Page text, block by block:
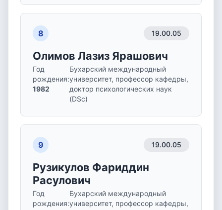
8 19.00.05
Олимов Лазиз Ярашович
Год
рождения:
1982
Бухарский международный
университет, профессор кафедры,
доктор психологических наук
(DSc)
9 19.00.05
Рузикулов Фариддин
Расулович
Год
рождения:
Бухарский международный
университет, профессор кафедры,